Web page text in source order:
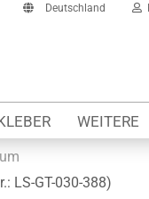
Deutschland
WEITERE
LS-GT-030-388)